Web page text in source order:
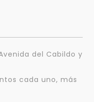
del Cabildo y
cada uno, más